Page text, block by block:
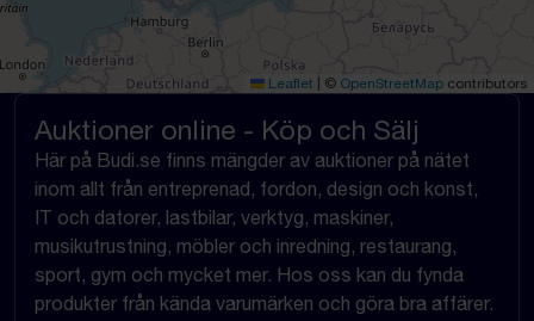
Leaflet © OpenStreetMap contributors
Auktioner online - Köp och Sälj
Här på Budi.se finns mängder av auktioner på nätet
inom allt från entreprenad, fordon, design och konst,
IT och datorer, lastbilar, verktyg, maskiner,
musikutrustning, möbler och inredning, restaurang,
sport, gym och mycket mer. Hos oss kan du fynda
produkter från kända varumärken och göra bra affärer.